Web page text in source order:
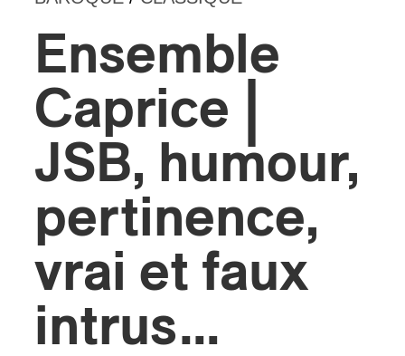
Ensemble
Caprice |
JSB, humour,
pertinence,
vrai et faux
intrus…